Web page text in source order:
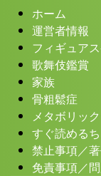
ホーム
運営者情報
フィギュア
歌舞伎鑑賞
家族
骨粗鬆症
メタボリッ
すぐ読めるち
禁止事項／
免責事項／